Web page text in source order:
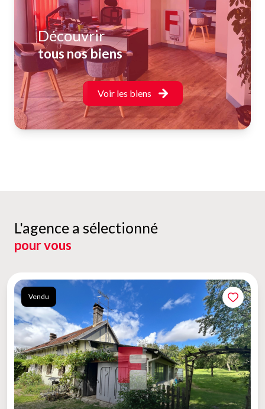
Découvrir
tous nos biens
Voir les biens
L'agence a sélectionné
pour vous
Vendu